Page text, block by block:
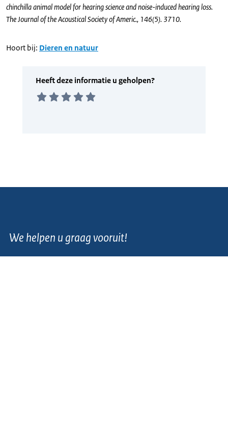
chinchilla animal model for hearing science and noise-induced hearing loss.
The Journal of the Acoustical Society of Americ., 146(5). 3710.
Hoort bij: Dieren en natuur
We helpen u graag vooruit!